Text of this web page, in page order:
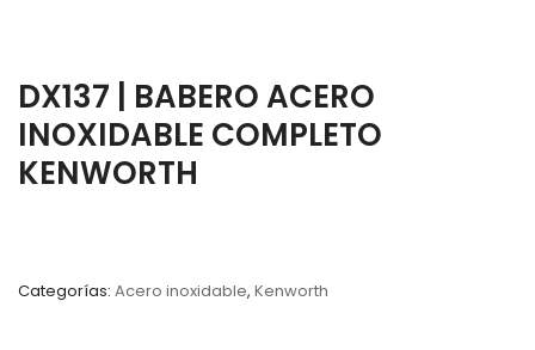
DX137 | BABERO ACERO
INOXIDABLE COMPLETO
KENWORTH
Categorías: Acero inoxidable, Kenworth